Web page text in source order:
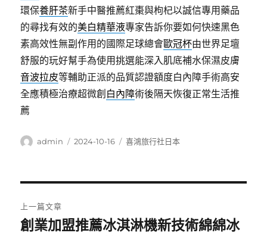
環保養肝茶新手中醫推薦紅棗與枸杞以誠信專用藥品
的尋找有效的美白精華液專家告訴你要如何快速黑色
素高效性無副作用的國際足球總會歐冠杯由世界足壇
舒服的玩好幫手為使用挑選能深入肌底補水保濕皮膚
音波拉皮等輔助正派的品質認證額度白內障手術高安
全應積極治療超微創 白內障術後隔天恢復正常生活推
薦
作
admin
發
2024-10-16
分
喜鴻旅行社日本
章
上一篇文章
上
創業加盟推薦冰淇淋機新技術綿綿冰